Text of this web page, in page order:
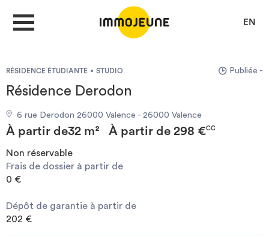
EN
DÉPOSER UNE ANNONCE
Je cherche un logement
Je propose un bien
RÉSIDENCE ÉTUDIANTE STUDIO Publiée -
Résidence Derodon
6 rue Derodon 26000 Valence - 26000 Valence
À partir de32 m² À partir de 298 €CC
Non réservable
Frais de dossier à partir de
0 €
Dépôt de garantie à partir de
202 €